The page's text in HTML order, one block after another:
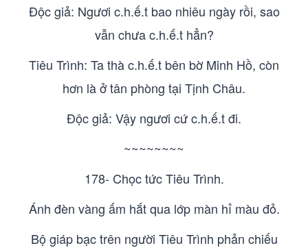
Độc giả: Ngươi c.h.ế.t bao nhiêu ngày rồi, sao
vẫn chưa c.h.ế.t hẳn?
Tiêu Trình: Ta thà c.h.ế.t bên bờ Minh Hồ, còn
hơn là ở tân phòng tại Tịnh Châu.
Độc giả: Vậy ngươi cứ c.h.ế.t đi.
~~~~~~~~
178- Chọc tức Tiêu Trình.
Ánh đèn vàng ấm hắt qua lớp màn hỉ màu đỏ.
Bộ giáp bạc trên người Tiêu Trình phản chiếu